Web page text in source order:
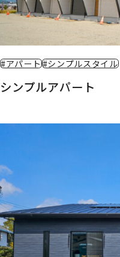
#アパート#シンプルスタイル
シンプルアパート